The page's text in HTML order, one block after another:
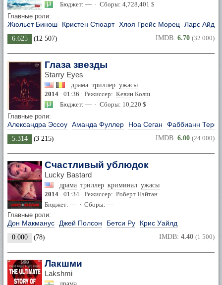
Бюджет: — · Сборы: 4,728,401 $
Главные роли:
Жюльет Бинош Кристен Стюарт Хлоя Грейс Морец Ларс
6.625 (12 507) IMDB: 6.70 (32 000)
Глаза звезды
Starry Eyes
драма триллер ужасы
2014 · 01:36 · Режиссер: Кевин Колш
Бюджет: — · Сборы: 10,220 $
Главные роли:
Александра Эссоу Аманда Фуллер Ноа Сеган Фаббианн Терез
5.314 (3 215) IMDB: 6.00 (24 000)
Счастливый ублюдок
Lucky Bastard
драма триллер криминал ужасы
2014 · 01:34 · Режиссер: Роберт Нэйтан
Бюджет: — · Сборы: —
Главные роли:
Дон Макманус Джей Полсон Бетси Ру Крис Уайлд
0.000 (78) IMDB: 4.40 (1 500)
Лакшми
Lakshmi